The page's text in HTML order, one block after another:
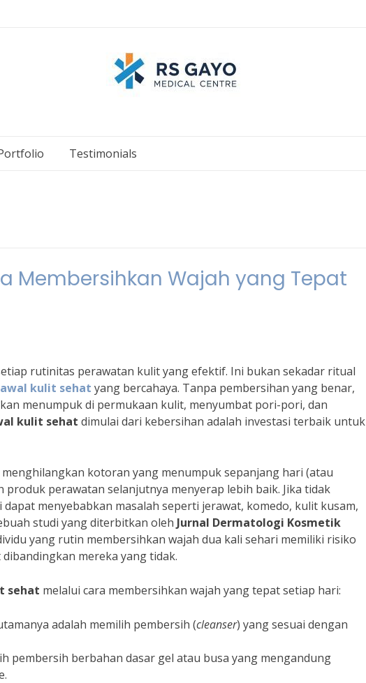
Testimonials
Membersihkan Wajah yang Tepat
rutinitas perawatan kulit yang efektif. Ini bukan sekadar ritual
awal kulit sehat yang bercahaya. Tanpa pembersihan yang benar,
menumpuk di permukaan kulit, menyumbat pori-pori, dan
kulit sehat dimulai dari kebersihan adalah investasi terbaik untuk
kotoran yang menumpuk sepanjang hari (atau
perawatan selanjutnya menyerap lebih baik. Jika tidak
menyebabkan masalah seperti jerawat, komedo, kulit kusam,
studi yang diterbitkan oleh Jurnal Dermatologi Kosmetik
yang rutin membersihkan wajah dua kali sehari memiliki risiko
mereka yang tidak.
sehat melalui cara membersihkan wajah yang tepat setiap hari:
adalah memilih pembersih (cleanser) yang sesuai dengan
pembersih berbahan dasar gel atau busa yang mengandung